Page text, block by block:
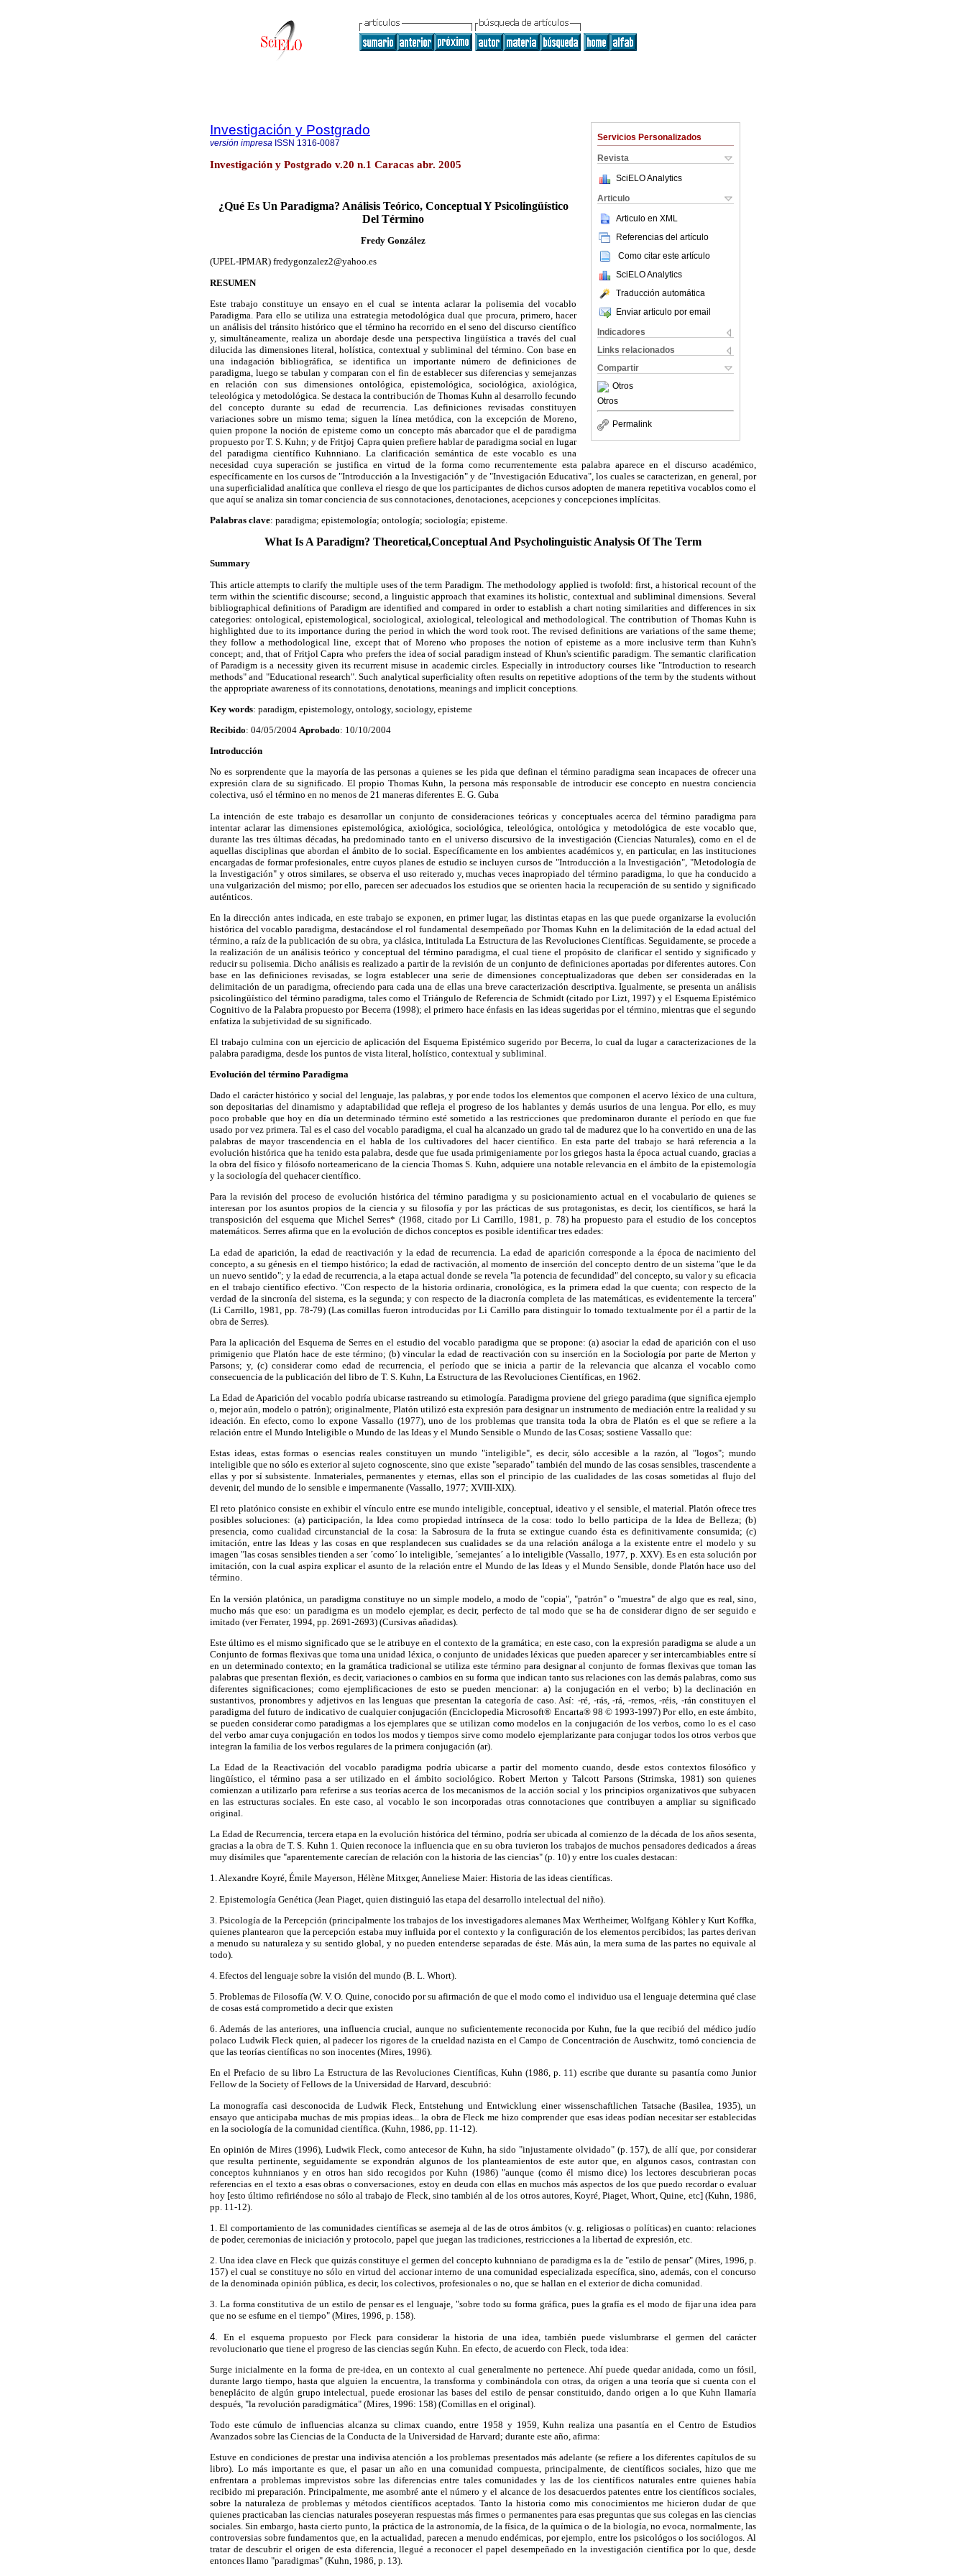
Servicios Personalizados
Revista
SciELO Analytics
Articulo
Articulo en XML
Referencias del artículo
Como citar este artículo
SciELO Analytics
Traducción automática
Enviar articulo por email
Indicadores
Links relacionados
Compartir
Otros
Otros
Permalink
Investigación y Postgrado
versión impresa ISSN 1316-0087
Investigación y Postgrado v.20 n.1 Caracas abr. 2005
¿Qué Es Un Paradigma? Análisis Teórico, Conceptual Y Psicolingüístico
Del Término
Fredy González
(UPEL-IPMAR) fredygonzalez2@yahoo.es
RESUMEN
Este trabajo constituye un ensayo en el cual se intenta aclarar la polisemia del vocablo
Paradigma. Para ello se utiliza una estrategia metodológica dual que procura, primero, hacer
un análisis del tránsito histórico que el término ha recorrido en el seno del discurso científico
y, simultáneamente, realiza un abordaje desde una perspectiva lingüística a través del cual
dilucida las dimensiones literal, holística, contextual y subliminal del término. Con base en
una indagación bibliográfica, se identifica un importante número de definiciones de
paradigma, luego se tabulan y comparan con el fin de establecer sus diferencias y semejanzas
en relación con sus dimensiones ontológica, epistemológica, sociológica, axiológica,
teleológica y metodológica. Se destaca la contribución de Thomas Kuhn al desarrollo fecundo
del concepto durante su edad de recurrencia. Las definiciones revisadas constituyen
variaciones sobre un mismo tema; siguen la línea metódica, con la excepción de Moreno,
quien propone la noción de episteme como un concepto más abarcador que el de paradigma
propuesto por T. S. Kuhn; y de Fritjoj Capra quien prefiere hablar de paradigma social en lugar
del paradigma científico Kuhnniano. La clarificación semántica de este vocablo es una
necesidad cuya superación se justifica en virtud de la forma como recurrentemente esta palabra aparece en el discurso académico,
específicamente en los cursos de "Introducción a la Investigación" y de "Investigación Educativa", los cuales se caracterizan, en general, por
una superficialidad analítica que conlleva el riesgo de que los participantes de dichos cursos adopten de manera repetitiva vocablos como el
que aquí se analiza sin tomar conciencia de sus connotaciones, denotaciones, acepciones y concepciones implícitas.
Palabras clave: paradigma; epistemología; ontología; sociología; episteme.
What Is A Paradigm? Theoretical,Conceptual And Psycholinguistic Analysis Of The Term
Summary
This article attempts to clarify the multiple uses of the term Paradigm. The methodology applied is twofold: first, a historical recount of the
term within the scientific discourse; second, a linguistic approach that examines its holistic, contextual and subliminal dimensions. Several
bibliographical definitions of Paradigm are identified and compared in order to establish a chart noting similarities and differences in six
categories: ontological, epistemological, sociological, axiological, teleological and methodological. The contribution of Thomas Kuhn is
highlighted due to its importance during the period in which the word took root. The revised definitions are variations of the same theme;
they follow a methodological line, except that of Moreno who proposes the notion of episteme as a more inclusive term than Kuhn's
concept; and, that of Fritjol Capra who prefers the idea of social paradigm instead of Khun's scientific paradigm. The semantic clarification
of Paradigm is a necessity given its recurrent misuse in academic circles. Especially in introductory courses like "Introduction to research
methods" and "Educational research". Such analytical superficiality often results on repetitive adoptions of the term by the students without
the appropriate awareness of its connotations, denotations, meanings and implicit conceptions.
Key words: paradigm, epistemology, ontology, sociology, episteme
Recibido: 04/05/2004 Aprobado: 10/10/2004
Introducción
No es sorprendente que la mayoría de las personas a quienes se les pida que definan el término paradigma sean incapaces de ofrecer una
expresión clara de su significado. El propio Thomas Kuhn, la persona más responsable de introducir ese concepto en nuestra conciencia
colectiva, usó el término en no menos de 21 maneras diferentes E. G. Guba
La intención de este trabajo es desarrollar un conjunto de consideraciones teóricas y conceptuales acerca del término paradigma para
intentar aclarar las dimensiones epistemológica, axiológica, sociológica, teleológica, ontológica y metodológica de este vocablo que,
durante las tres últimas décadas, ha predominado tanto en el universo discursivo de la investigación (Ciencias Naturales), como en el de
aquellas disciplinas que abordan el ámbito de lo social. Específicamente en los ambientes académicos y, en particular, en las instituciones
encargadas de formar profesionales, entre cuyos planes de estudio se incluyen cursos de "Introducción a la Investigación", "Metodología de
la Investigación" y otros similares, se observa el uso reiterado y, muchas veces inapropiado del término paradigma, lo que ha conducido a
una vulgarización del mismo; por ello, parecen ser adecuados los estudios que se orienten hacia la recuperación de su sentido y significado
auténticos.
En la dirección antes indicada, en este trabajo se exponen, en primer lugar, las distintas etapas en las que puede organizarse la evolución
histórica del vocablo paradigma, destacándose el rol fundamental desempeñado por Thomas Kuhn en la delimitación de la edad actual del
término, a raíz de la publicación de su obra, ya clásica, intitulada La Estructura de las Revoluciones Científicas. Seguidamente, se procede a
la realización de un análisis teórico y conceptual del término paradigma, el cual tiene el propósito de clarificar el sentido y significado y
reducir su polisemia. Dicho análisis es realizado a partir de la revisión de un conjunto de definiciones aportadas por diferentes autores. Con
base en las definiciones revisadas, se logra establecer una serie de dimensiones conceptualizadoras que deben ser consideradas en la
delimitación de un paradigma, ofreciendo para cada una de ellas una breve caracterización descriptiva. Igualmente, se presenta un análisis
psicolingüístico del término paradigma, tales como el Triángulo de Referencia de Schmidt (citado por Lizt, 1997) y el Esquema Epistémico
Cognitivo de la Palabra propuesto por Becerra (1998); el primero hace énfasis en las ideas sugeridas por el término, mientras que el segundo
enfatiza la subjetividad de su significado.
El trabajo culmina con un ejercicio de aplicación del Esquema Epistémico sugerido por Becerra, lo cual da lugar a caracterizaciones de la
palabra paradigma, desde los puntos de vista literal, holístico, contextual y subliminal.
Evolución del término Paradigma
Dado el carácter histórico y social del lenguaje, las palabras, y por ende todos los elementos que componen el acervo léxico de una cultura,
son depositarias del dinamismo y adaptabilidad que refleja el progreso de los hablantes y demás usurios de una lengua. Por ello, es muy
poco probable que hoy en día un determinado término esté sometido a las restricciones que predominaron durante el período en que fue
usado por vez primera. Tal es el caso del vocablo paradigma, el cual ha alcanzado un grado tal de madurez que lo ha convertido en una de las
palabras de mayor trascendencia en el habla de los cultivadores del hacer científico. En esta parte del trabajo se hará referencia a la
evolución histórica que ha tenido esta palabra, desde que fue usada primigeniamente por los griegos hasta la época actual cuando, gracias a
la obra del físico y filósofo norteamericano de la ciencia Thomas S. Kuhn, adquiere una notable relevancia en el ámbito de la epistemología
y la sociología del quehacer científico.
Para la revisión del proceso de evolución histórica del término paradigma y su posicionamiento actual en el vocabulario de quienes se
interesan por los asuntos propios de la ciencia y su filosofía y por las prácticas de sus protagonistas, es decir, los científicos, se hará la
transposición del esquema que Michel Serres* (1968, citado por Li Carrillo, 1981, p. 78) ha propuesto para el estudio de los conceptos
matemáticos. Serres afirma que en la evolución de dichos conceptos es posible identificar tres edades:
La edad de aparición, la edad de reactivación y la edad de recurrencia. La edad de aparición corresponde a la época de nacimiento del
concepto, a su génesis en el tiempo histórico; la edad de ractivación, al momento de inserción del concepto dentro de un sistema "que le da
un nuevo sentido"; y la edad de recurrencia, a la etapa actual donde se revela "la potencia de fecundidad" del concepto, su valor y su eficacia
en el trabajo científico efectivo. "Con respecto de la historia ordinaria, cronológica, es la primera edad la que cuenta; con respecto de la
verdad de la sincronía del sistema, es la segunda; y con respecto de la diacronía completa de las matemáticas, es evidentemente la tercera"
(Li Carrillo, 1981, pp. 78-79) (Las comillas fueron introducidas por Li Carrillo para distinguir lo tomado textualmente por él a partir de la
obra de Serres).
Para la aplicación del Esquema de Serres en el estudio del vocablo paradigma que se propone: (a) asociar la edad de aparición con el uso
primigenio que Platón hace de este término; (b) vincular la edad de reactivación con su inserción en la Sociología por parte de Merton y
Parsons; y, (c) considerar como edad de recurrencia, el período que se inicia a partir de la relevancia que alcanza el vocablo como
consecuencia de la publicación del libro de T. S. Kuhn, La Estructura de las Revoluciones Científicas, en 1962.
La Edad de Aparición del vocablo podría ubicarse rastreando su etimología. Paradigma proviene del griego paradima (que significa ejemplo
o, mejor aún, modelo o patrón); originalmente, Platón utilizó esta expresión para designar un instrumento de mediación entre la realidad y su
ideación. En efecto, como lo expone Vassallo (1977), uno de los problemas que transita toda la obra de Platón es el que se refiere a la
relación entre el Mundo Inteligible o Mundo de las Ideas y el Mundo Sensible o Mundo de las Cosas; sostiene Vassallo que:
Estas ideas, estas formas o esencias reales constituyen un mundo "inteligible", es decir, sólo accesible a la razón, al "logos"; mundo
inteligible que no sólo es exterior al sujeto cognoscente, sino que existe "separado" también del mundo de las cosas sensibles, trascendente a
ellas y por sí subsistente. Inmateriales, permanentes y eternas, ellas son el principio de las cualidades de las cosas sometidas al flujo del
devenir, del mundo de lo sensible e impermanente (Vassallo, 1977; XVIII-XIX).
El reto platónico consiste en exhibir el vínculo entre ese mundo inteligible, conceptual, ideativo y el sensible, el material. Platón ofrece tres
posibles soluciones: (a) participación, la Idea como propiedad intrínseca de la cosa: todo lo bello participa de la Idea de Belleza; (b)
presencia, como cualidad circunstancial de la cosa: la Sabrosura de la fruta se extingue cuando ésta es definitivamente consumida; (c)
imitación, entre las Ideas y las cosas en que resplandecen sus cualidades se da una relación análoga a la existente entre el modelo y su
imagen "las cosas sensibles tienden a ser ´como´ lo inteligible, ´semejantes´ a lo inteligible (Vassallo, 1977, p. XXV). Es en esta solución por
imitación, con la cual aspira explicar el asunto de la relación entre el Mundo de las Ideas y el Mundo Sensible, donde Platón hace uso del
término.
En la versión platónica, un paradigma constituye no un simple modelo, a modo de "copia", "patrón" o "muestra" de algo que es real, sino,
mucho más que eso: un paradigma es un modelo ejemplar, es decir, perfecto de tal modo que se ha de considerar digno de ser seguido e
imitado (ver Ferrater, 1994, pp. 2691-2693) (Cursivas añadidas).
Este último es el mismo significado que se le atribuye en el contexto de la gramática; en este caso, con la expresión paradigma se alude a un
Conjunto de formas flexivas que toma una unidad léxica, o conjunto de unidades léxicas que pueden aparecer y ser intercambiables entre sí
en un determinado contexto; en la gramática tradicional se utiliza este término para designar al conjunto de formas flexivas que toman las
palabras que presentan flexión, es decir, variaciones o cambios en su forma que indican tanto sus relaciones con las demás palabras, como sus
diferentes significaciones; como ejemplificaciones de esto se pueden mencionar: a) la conjugación en el verbo; b) la declinación en
sustantivos, pronombres y adjetivos en las lenguas que presentan la categoría de caso. Así: -ré, -rás, -rá, -remos, -réis, -rán constituyen el
paradigma del futuro de indicativo de cualquier conjugación (Enciclopedia Microsoft® Encarta® 98 © 1993-1997)Por ello, en este ámbito,
se pueden considerar como paradigmas a los ejemplares que se utilizan como modelos en la conjugación de los verbos, como lo es el caso
del verbo amar cuya conjugación en todos los modos y tiempos sirve como modelo ejemplarizante para conjugar todos los otros verbos que
integran la familia de los verbos regulares de la primera conjugación (ar).
La Edad de la Reactivación del vocablo paradigma podría ubicarse a partir del momento cuando, desde estos contextos filosófico y
lingüístico, el término pasa a ser utilizado en el ámbito sociológico. Robert Merton y Talcott Parsons (Strimska, 1981) son quienes
comienzan a utilizarlo para referirse a sus teorías acerca de los mecanismos de la acción social y los principios organizativos que subyacen
en las estructuras sociales. En este caso, al vocablo le son incorporadas otras connotaciones que contribuyen a ampliar su significado
original.
La Edad de Recurrencia, tercera etapa en la evolución histórica del término, podría ser ubicada al comienzo de la década de los años sesenta,
gracias a la obra de T. S. Kuhn 1. Quien reconoce la influencia que en su obra tuvieron los trabajos de muchos pensadores dedicados a áreas
muy disímiles que "aparentemente carecían de relación con la historia de las ciencias" (p. 10) y entre los cuales destacan:
1. Alexandre Koyré, Émile Mayerson, Hélène Mitxger, Anneliese Maier: Historia de las ideas científicas.
2. Epistemología Genética (Jean Piaget, quien distinguió las etapa del desarrollo intelectual del niño).
3. Psicología de la Percepción (principalmente los trabajos de los investigadores alemanes Max Wertheimer, Wolfgang Köhler y Kurt Koffka,
quienes plantearon que la percepción estaba muy influida por el contexto y la configuración de los elementos percibidos; las partes derivan
a menudo su naturaleza y su sentido global, y no pueden entenderse separadas de éste. Más aún, la mera suma de las partes no equivale al
todo).
4. Efectos del lenguaje sobre la visión del mundo (B. L. Whort).
5. Problemas de Filosofía (W. V. O. Quine, conocido por su afirmación de que el modo como el individuo usa el lenguaje determina qué clase
de cosas está comprometido a decir que existen
6. Además de las anteriores, una influencia crucial, aunque no suficientemente reconocida por Kuhn, fue la que recibió del médico judío
polaco Ludwik Fleck quien, al padecer los rigores de la crueldad nazista en el Campo de Concentración de Auschwitz, tomó conciencia de
que las teorías científicas no son inocentes (Mires, 1996).
En el Prefacio de su libro La Estructura de las Revoluciones Científicas, Kuhn (1986, p. 11) escribe que durante su pasantía como Junior
Fellow de la Society of Fellows de la Universidad de Harvard, descubrió:
La monografía casi desconocida de Ludwik Fleck, Entstehung und Entwicklung einer wissenschaftlichen Tatsache (Basilea, 1935), un
ensayo que anticipaba muchas de mis propias ideas... la obra de Fleck me hizo comprender que esas ideas podían necesitar ser establecidas
en la sociología de la comunidad científica. (Kuhn, 1986, pp. 11-12).
En opinión de Mires (1996), Ludwik Fleck, como antecesor de Kuhn, ha sido "injustamente olvidado" (p. 157), de allí que, por considerar
que resulta pertinente, seguidamente se expondrán algunos de los planteamientos de este autor que, en algunos casos, contrastan con
conceptos kuhnnianos y en otros han sido recogidos por Kuhn (1986) "aunque (como él mismo dice) los lectores descubrieran pocas
referencias en el texto a esas obras o conversaciones, estoy en deuda con ellas en muchos más aspectos de los que puedo recordar o evaluar
hoy [esto último refiriéndose no sólo al trabajo de Fleck, sino también al de los otros autores, Koyré, Piaget, Whort, Quine, etc] (Kuhn, 1986,
pp. 11-12).
1. El comportamiento de las comunidades científicas se asemeja al de las de otros ámbitos (v. g. religiosas o políticas) en cuanto: relaciones
de poder, ceremonias de iniciación y protocolo, papel que juegan las tradiciones, restricciones a la libertad de expresión, etc.
2. Una idea clave en Fleck que quizás constituye el germen del concepto kuhnniano de paradigma es la de "estilo de pensar" (Mires, 1996, p.
157) el cual se constituye no sólo en virtud del accionar interno de una comunidad especializada específica, sino, además, con el concurso
de la denominada opinión pública, es decir, los colectivos, profesionales o no, que se hallan en el exterior de dicha comunidad.
3. La forma constitutiva de un estilo de pensar es el lenguaje, "sobre todo su forma gráfica, pues la grafía es el modo de fijar una idea para
que no se esfume en el tiempo" (Mires, 1996, p. 158).
4. En el esquema propuesto por Fleck para considerar la historia de una idea, también puede vislumbrarse el germen del carácter
revolucionario que tiene el progreso de las ciencias según Kuhn. En efecto, de acuerdo con Fleck, toda idea:
Surge inicialmente en la forma de pre-idea, en un contexto al cual generalmente no pertenece. Ahí puede quedar anidada, como un fósil,
durante largo tiempo, hasta que alguien la encuentra, la transforma y combinándola con otras, da origen a una teoría que si cuenta con el
beneplácito de algún grupo intelectual, puede erosionar las bases del estilo de pensar constituido, dando origen a lo que Kuhn llamaría
después, "la revolución paradigmática" (Mires, 1996: 158) (Comillas en el original).
Todo este cúmulo de influencias alcanza su climax cuando, entre 1958 y 1959, Kuhn realiza una pasantía en el Centro de Estudios
Avanzados sobre las Ciencias de la Conducta de la Universidad de Harvard; durante este año, afirma:
Estuve en condiciones de prestar una indivisa atención a los problemas presentados más adelante (se refiere a los diferentes capítulos de su
libro). Lo más importante es que, el pasar un año en una comunidad compuesta, principalmente, de científicos sociales, hizo que me
enfrentara a problemas imprevistos sobre las diferencias entre tales comunidades y las de los científicos naturales entre quienes había
recibido mi preparación. Principalmente, me asombré ante el número y el alcance de los desacuerdos patentes entre los científicos sociales,
sobre la naturaleza de problemas y métodos científicos aceptados. Tanto la historia como mis conocimientos me hicieron dudar de que
quienes practicaban las ciencias naturales poseyeran respuestas más firmes o permanentes para esas preguntas que sus colegas en las ciencias
sociales. Sin embargo, hasta cierto punto, la práctica de la astronomía, de la física, de la química o de la biología, no evoca, normalmente, las
controversias sobre fundamentos que, en la actualidad, parecen a menudo endémicas, por ejemplo, entre los psicológos o los sociólogos. Al
tratar de descubrir el origen de esta diferencia, llegué a reconocer el papel desempeñado en la investigación científica por lo que, desde
entonces llamo "paradigmas" (Kuhn, 1986, p. 13).